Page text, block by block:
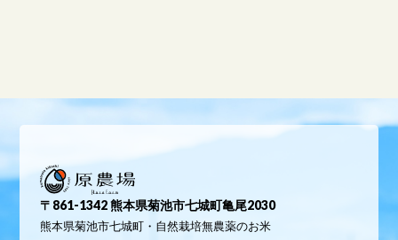
〒861-1342 熊本県菊池市七城町亀尾2030
熊本県菊池市七城町・自然栽培無農薬のお米